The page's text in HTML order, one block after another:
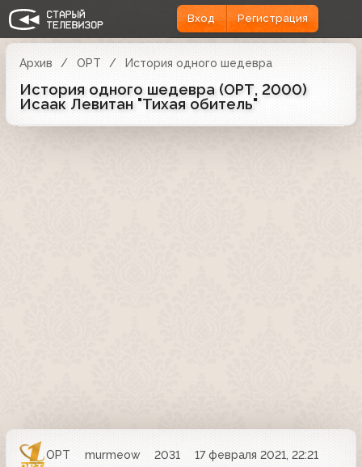
Вход Регистрация
Архив ОРТ История одного шедевра
История одного шедевра (ОРТ, 2000)
Исаак Левитан "Тихая обитель"
ОРТ murmeow 2031
17 февраля 2021, 22:21